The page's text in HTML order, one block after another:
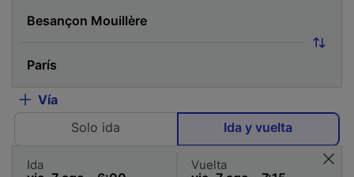
Vía
Solo ida
Ida y vuelta
Ida Vuelta